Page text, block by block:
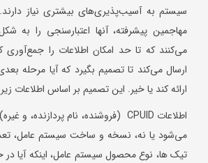
سیستم به آسیب‌پذیری‌های بیشتری نیاز
مهاجمین پیشرفته، آنها اعتبارسنجی را به
می‌کنند که تا حد امکان اطلاعات را جمع‌آوری
ارسال می‌کند تا تصمیم بگیرد که آیا مرحله
ارائه کند یا خیر. این تصمیم بر اساس اطلاعات
می‌شود یا نه، نسخه و ساخت سیستم عامل،
تیک ها، نوع محصول سیستم عامل، اینکه آیا